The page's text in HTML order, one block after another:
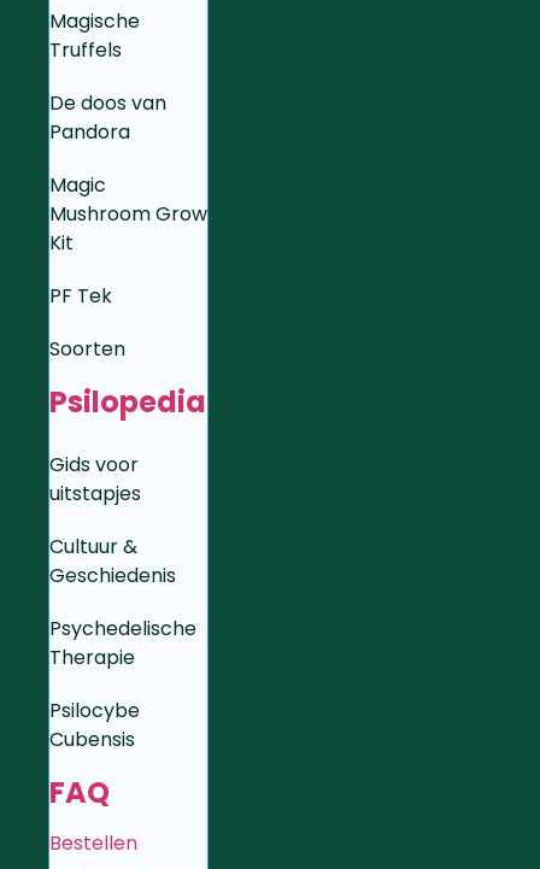
Magische
Truffels
De doos van
Pandora
Magic
Mushroom Grow
Kit
PF Tek
Soorten
Psilopedia
Gids voor
uitstapjes
Cultuur &
Geschiedenis
Psychedelische
Therapie
Psilocybe
Cubensis
FAQ
Bestellen